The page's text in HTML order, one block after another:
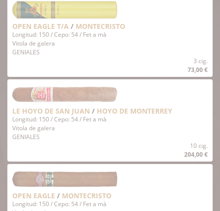
OPEN EAGLE T/A / MONTECRISTO
Longitud: 150 / Cepo: 54 / Fet a mà
Vitola de galera
GENIALES
3 cig.
73,00 €
LE HOYO DE SAN JUAN / HOYO DE MONTERREY
Longitud: 150 / Cepo: 54 / Fet a mà
Vitola de galera
GENIALES
10 cig.
204,00 €
OPEN EAGLE / MONTECRISTO
Longitud: 150 / Cepo: 54 / Fet a mà